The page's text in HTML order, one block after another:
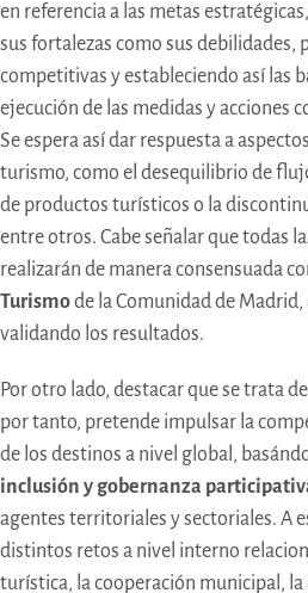
en referencia a las metas
sus fortalezas como sus debilidades,
competitivas y estableciendo así las
ejecución de las medidas y acciones
Se espera así dar respuesta a
turismo, como el desequilibrio de
de productos turísticos o la
entre otros. Cabe señalar que todas
realizarán de manera consensuada
Turismode la Comunidad de
validando los resultados.
Por otro lado, destacar que se trata
por tanto, pretende impulsar la
de los destinos a nivel global,
inclusión y gobernanza
agentes territoriales y sectoriales. A
distintos retos a nivel interno
turística, la cooperación municipal,